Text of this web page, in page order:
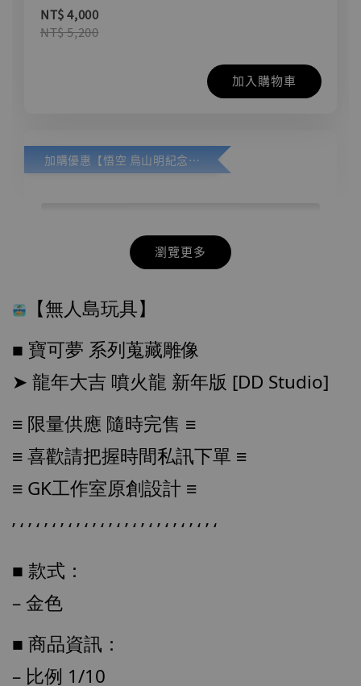
NT$ 4,000
NT$ 5,200
加入購物車
加購優惠【悟空 鳥山明紀念款 [奇蹟工作室]】
明紀念款 [奇蹟工作室]
NT$ 5,580
瀏覽更多
【無人島玩具】
■ 寶可夢 系列蒐藏雕像
➤ 龍年大吉 噴火龍 新年版 [DD Studio]
≡ 限量供應 隨時完售 ≡
≡ 喜歡請把握時間私訊下單 ≡
≡ GK工作室原創設計 ≡
’ ‘ ’ ‘ ’ ‘ ’ ‘ ’ ‘ ’ ‘ ’ ‘ ’ ‘ ’ ‘ ’ ‘ ’ ‘ ’ ‘ ’ ‘
■ 款式：
– 金色
■ 商品資訊：
– 比例 1/10